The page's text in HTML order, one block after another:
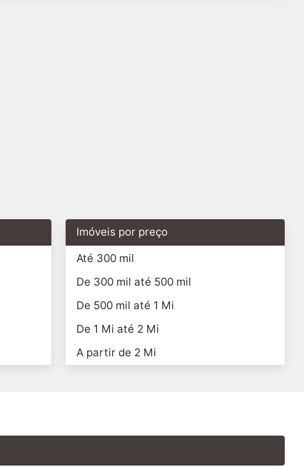
Imóveis por preço
Até 300 mil
De 300 mil até 500 mil
De 500 mil até 1 Mi
De 1 Mi até 2 Mi
A partir de 2 Mi